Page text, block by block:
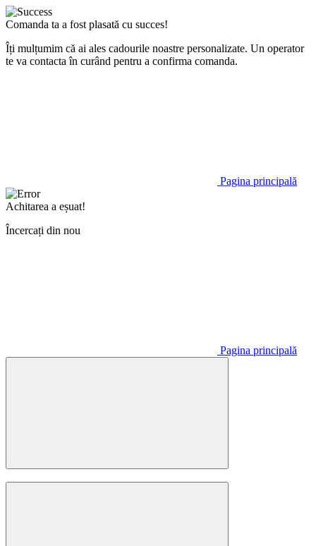
Comanda ta a fost plasată cu succes!
Îți mulțumim că ai ales cadourile noastre personalizate. Un operator
te va contacta în curând pentru a confirma comanda.
Pagina principală
Achitarea a eșuat!
Încercați din nou
Pagina principală